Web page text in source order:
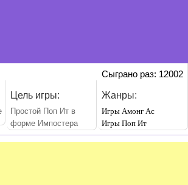
Сыграно раз: 12002
Цель игры:
Простой Поп Ит в
форме Импостера
Жанры:
Игры Амонг Ас
Игры Поп Ит